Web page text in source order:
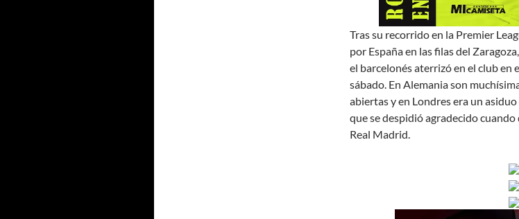
Tras su recorrido en la Premier
por España en las filas del Zaragoza,
el barcelonés aterrizó en el club en
sábado. En Alemania son
abiertas y en Londres era un
que se despidió agradecido
Real Madrid.